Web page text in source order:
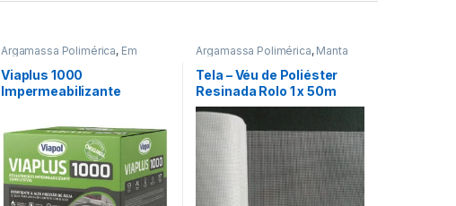
Argamassa Polimérica, Em
Promoção
Impermeabilizantes
Viapol
Viaplus 1000
Impermeabilizante
Argamassa Polimérica, Manta
Líquida
Tela – Véu de Poliéster
Resinada Rolo 1 x 50m